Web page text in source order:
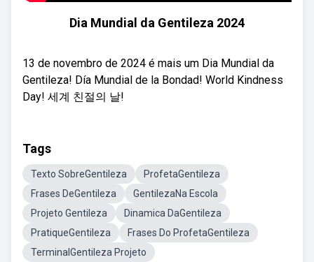
Dia Mundial da Gentileza 2024
13 de novembro de 2024 é mais um Dia Mundial da
Gentileza! Día Mundial de la Bondad! World Kindness
Day! 세계 친절의 날!
Tags
Texto SobreGentileza
ProfetaGentileza
Frases DeGentileza
GentilezaNa Escola
Projeto Gentileza
Dinamica DaGentileza
PratiqueGentileza
Frases Do ProfetaGentileza
TerminalGentileza Projeto